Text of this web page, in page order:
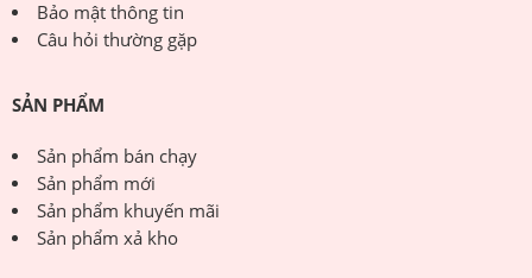
Bảo mật thông tin
Câu hỏi thường gặp
SẢN PHẨM
Sản phẩm bán chạy
Sản phẩm mới
Sản phẩm khuyến mãi
Sản phẩm xả kho